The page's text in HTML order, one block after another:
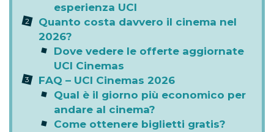
esperienza UCI
Quanto costa davvero il cinema nel
2026?
Dove vedere le offerte aggiornate
UCI Cinemas
FAQ – UCI Cinemas 2026
Qual è il giorno più economico per
andare al cinema?
Come ottenere biglietti gratis?